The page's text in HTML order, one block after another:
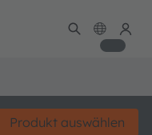
Produkt auswählen